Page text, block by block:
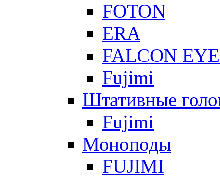
FOTON
ERA
FALCON
Fujimi
Штативные
Fujimi
Моноподы
FUJIMI